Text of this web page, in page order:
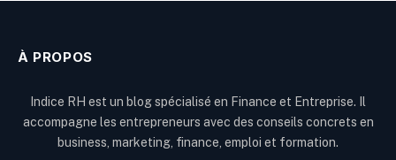
À PROPOS
Indice RH est un blog spécialisé en Finance et Entreprise. Il
accompagne les entrepreneurs avec des conseils concrets en
business, marketing, finance, emploi et formation.